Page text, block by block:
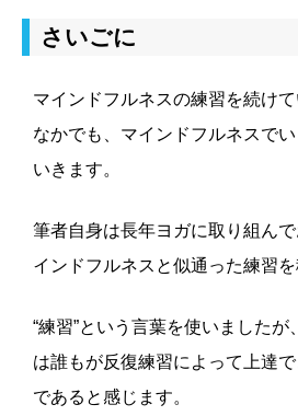
さいごに
マインドフルネスの練習を続け
なかでも、マインドフルネスで
いきます。
筆者自身は長年ヨガに取り組ん
インドフルネスと似通った練習を
“練習”という言葉を使いましたが
は誰もが反復練習によって上達
であると感じます。